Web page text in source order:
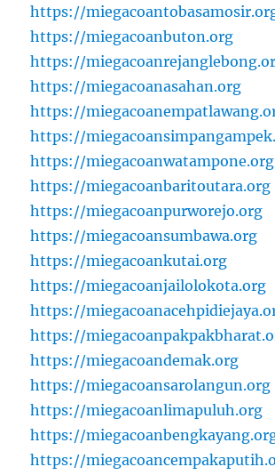
https://
https://miegacoanbuton.org
https://
https://miegacoanasahan.org
https://
https://
https://miegacoanwatampone.org
https://miegacoanbaritoutara.org
https://miegacoanpurworejo.org
https://miegacoansumbawa.org
https://miegacoankutai.org
https://miegacoanjailolokota.org
https://
https://
https://miegacoandemak.org
https://miegacoansarolangun.org
https://miegacoanlimapuluh.org
https://
https://